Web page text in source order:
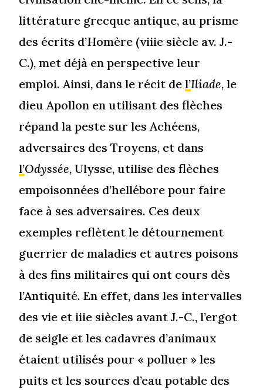
littérature grecque antique, au prisme
des écrits d’Homère (viiie siècle av. J.-
C.), met déjà en perspective leur
emploi. Ainsi, dans le récit del’Iliade, le
dieu Apollon en utilisant des flèches
répand la peste sur les Achéens,
adversaires des Troyens, et dans
l’Odyssée, Ulysse, utilise des flèches
empoisonnées d’hellébore pour faire
face à ses adversaires. Ces deux
exemples reflètent le détournement
guerrier de maladies et autres poisons
à des fins militaires qui ont cours dès
l’Antiquité. En effet, dans les intervalles
des vie et iiie siècles avant J.-C., l’ergot
de seigle et les cadavres d’animaux
étaient utilisés pour « polluer » les
puits et les sources d’eau potable des